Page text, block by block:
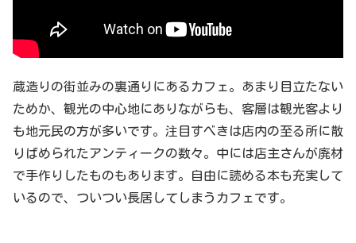
蔵造りの街並みの裏通りにあるカフェ。あまり目立たない
ためか、観光の中心地にありながらも、客層は観光客より
も地元民の方が多いです。注目すべきは店内の至る所に散
りばめられたアンティークの数々。中には店主さんが廃材
で手作りしたものもあります。自由に読める本も充実して
いるので、ついつい長居してしまうカフェです。